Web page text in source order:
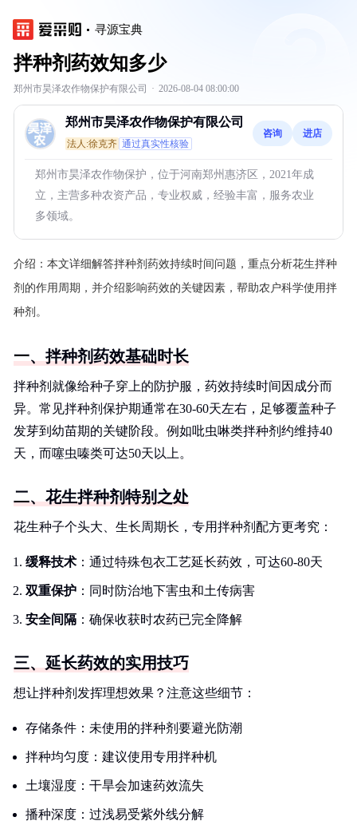
寻源宝典
拌种剂药效知多少
郑州市昊泽农作物保护有限公司 · 2026-08-04 08:00:00
郑州市昊泽农作物保护有限公司
法人:徐克齐 通过真实性核验
咨询 进店
郑州市昊泽农作物保护，位于河南郑州惠济区，2021年成
立，主营多种农资产品，专业权威，经验丰富，服务农业
多领域。
介绍： 本文详细解答拌种剂药效持续时间问题，重点分析花生拌种
剂的作用周期，并介绍影响药效的关键因素，帮助农户科学使用拌
种剂。
一、拌种剂药效基础时长
拌种剂就像给种子穿上的防护服，药效持续时间因成分而
异。常见拌种剂保护期通常在30-60天左右，足够覆盖种子
发芽到幼苗期的关键阶段。例如吡虫啉类拌种剂约维持40
天，而噻虫嗪类可达50天以上。
二、花生拌种剂特别之处
花生种子个头大、生长周期长，专用拌种剂配方更考究：
缓释技术 ：通过特殊包衣工艺延长药效，可达60-80天
双重保护 ：同时防治地下害虫和土传病害
安全间隔 ：确保收获时农药已完全降解
三、延长药效的实用技巧
想让拌种剂发挥理想效果？注意这些细节：
存储条件：未使用的拌种剂要避光防潮
拌种均匀度：建议使用专用拌种机
土壤湿度：干旱会加速药效流失
播种深度：过浅易受紫外线分解